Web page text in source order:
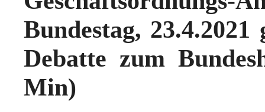
Bundestag,
Debatte zum
Min)